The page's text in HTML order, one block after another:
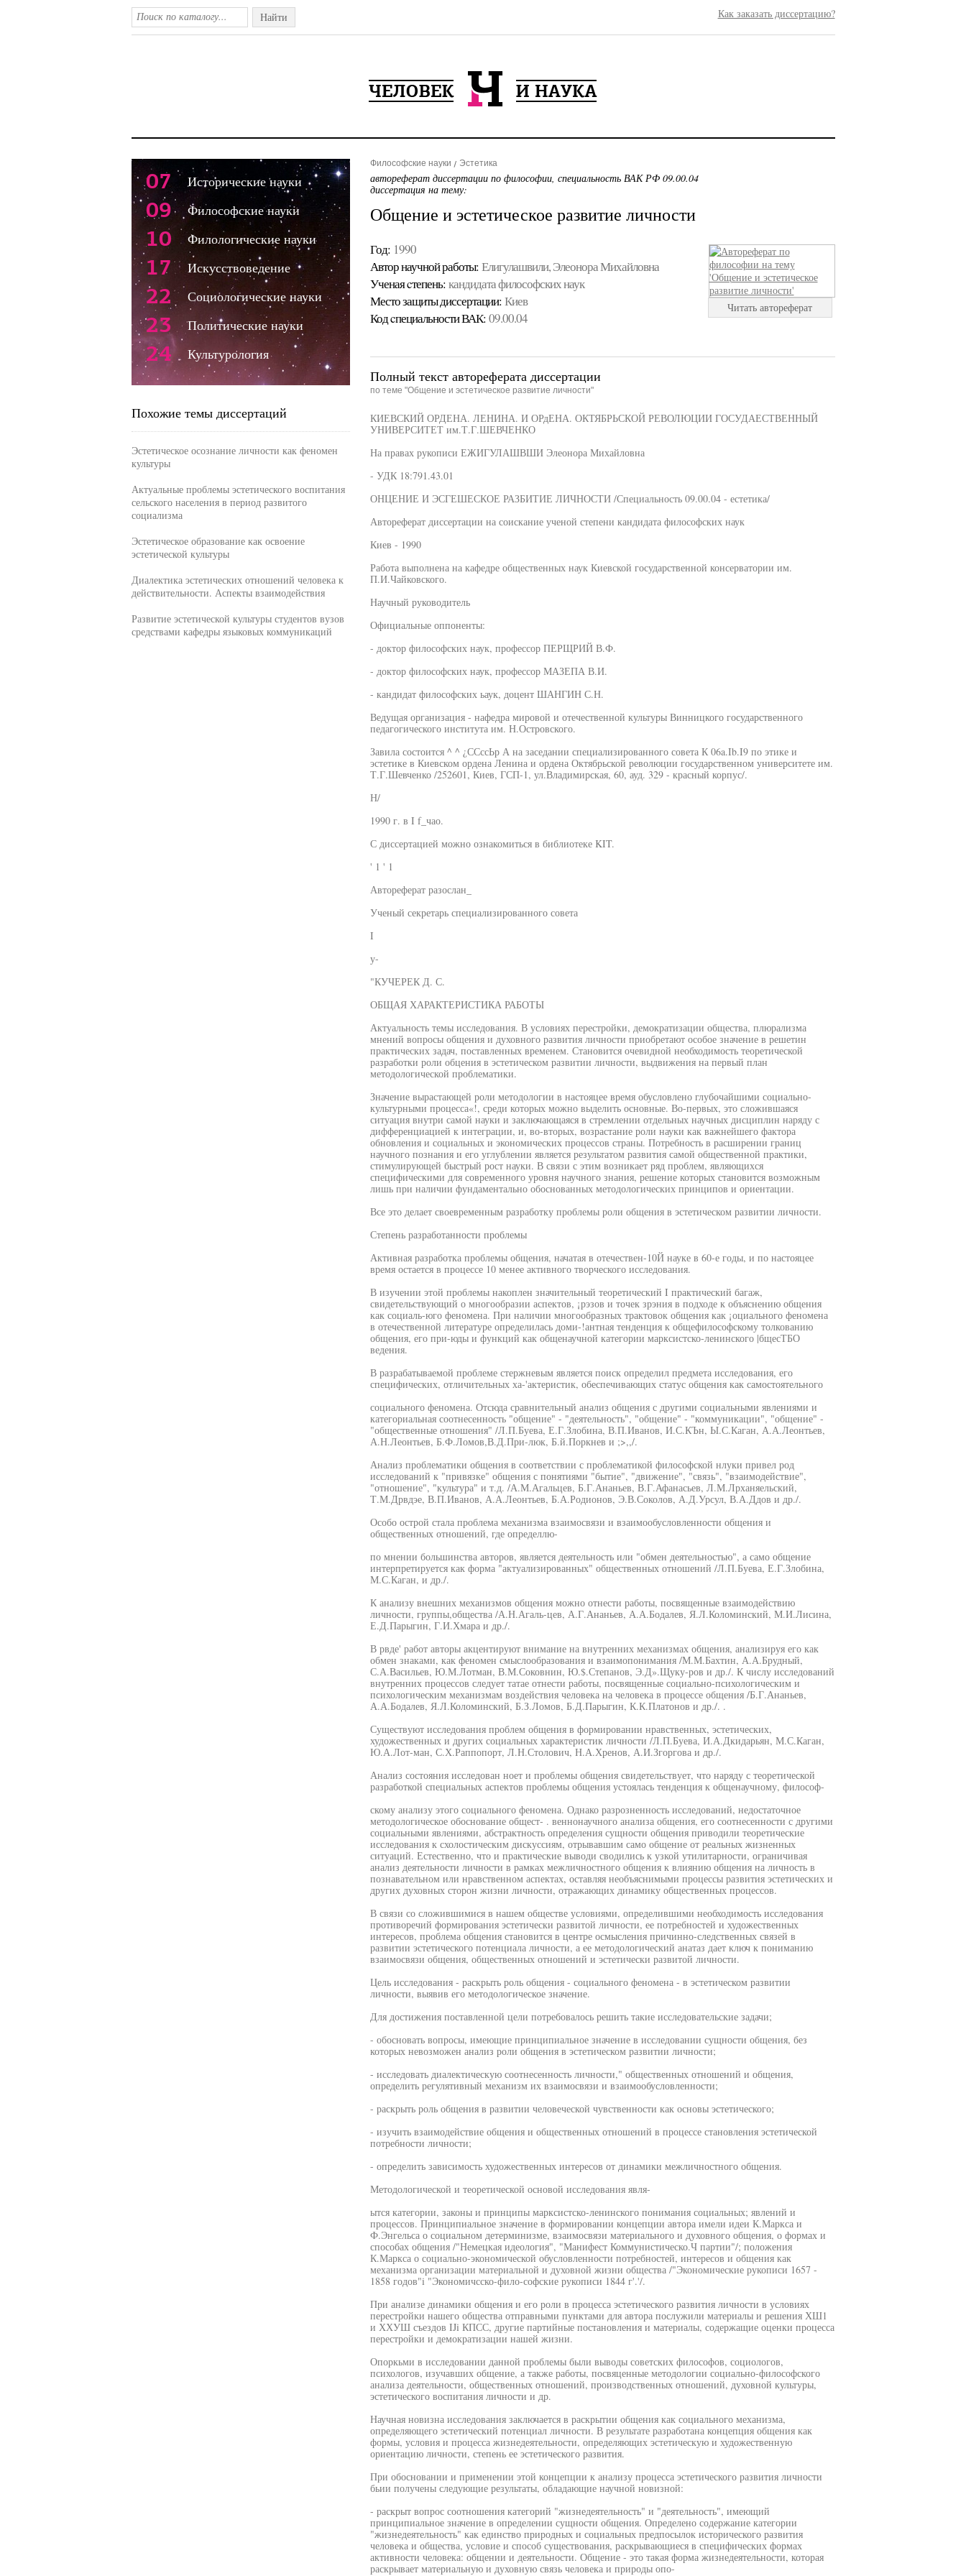
Найти Как заказать диссертацию?
Философские науки Эстетика
автореферат диссертации по философии, специальность ВАК РФ 09.00.04
диссертация на тему:
Общение и эстетическое развитие личности
Год: 1990
Автор научной работы: Елигулашвили, Элеонора Михайловна
Ученая cтепень: кандидата философских наук
Место защиты диссертации: Киев
Код cпециальности ВАК: 09.00.04
Читать автореферат
Полный текст автореферата диссертации
по теме "Общение и эстетическое развитие личности"
КИЕВСКИЙ ОРДЕНА. ЛЕНИНА. И ОРдЕНА. ОКТЯБРЬСКОЙ РЕВОЛЮЦИИ ГОСУДАЕСТВЕННЫЙ
УНИВЕРСИТЕТ им.Т.Г.ШЕВЧЕНКО
На правах рукописи ЕЖИГУЛАШВШИ Элеонора Михайловна
- УДК 18:791.43.01
ОНЦЕНИЕ И ЭСГЕШЕСКОЕ РАЗБИТИЕ ЛИЧНОСТИ /Специальность 09.00.04 - естетика/
Автореферат диссертации на соискание ученой степени кандидата философских наук
Киев - 1990
Работа выполнена на кафедре общественных наук Киевской государственной консерватории им.
П.И.Чайковского.
Научный руководитель
Официальные оппоненты:
- доктор философских наук, профессор ПЕРЩРИЙ В.Ф.
- доктор философских наук, профессор МАЗЕПА В.И.
- кандидат философских ьаук, доцент ШАНГИН С.Н.
Ведущая организация - нафедра мировой и отечественной культуры Винницкого государственного
педагогического института им. Н.Островского.
Завила состоится ^ ^ ¿ССссЬр А на заседании специализированного совета К 06a.Ib.I9 по этике и
эстетике в Киевском ордена Ленина и ордена Октябрьской революции государственном университете им.
Т.Г.Шевченко /252601, Киев, ГСП-1, ул.Владимирская, 60, ауд. 329 - красный корпус/.
Н/
1990 г. в I f_чао.
С диссертацией можно ознакомиться в библиотеке KIT.
' 1 ' 1
Автореферат разослан_
Ученый секретарь специализированного совета
I
у-
"КУЧЕРЕК Д. С.
ОБЩАЯ ХАРАКТЕРИСТИКА РАБОТЫ
Актуальность темы исследования. В условиях перестройки, демократизации общества, плюрализма
мнений вопросы общения и духовного развития личности приобретают особое значение в решетин
практических задач, поставленных временем. Становится очевидной необходимость теоретической
разработки роли обцения в эстетическом развитии личности, выдвижения на первый план
методологической проблематики.
Значение вырастающей роли методологии в настояцее время обусловлено глубочайшими социально-
культурными процесса«!, среди которых можно выделить основные. Во-первых, это сложившаяся
ситуация внутри самой науки и заключающаяся в стремлении отдельных научных дисциплин наряду с
дифференциацией к интеграции, и, во-вторых, возрастание роли науки как важнейшего фактора
обновления и социальных и экономических процессов страны. Потребность в расширении границ
научного познания и его углублении является результатом развития самой общественной практики,
стимулирующей быстрый рост науки. В связи с этим возникает ряд проблем, являющихся
специфическими для современного уровня научного знания, решение которых становится возможным
лишь при наличии фундаментально обоснованных методологических принципов и ориентации.
Все это делает своевременным разработку проблемы роли общения в эстетическом развитии личности.
Степень разработанности проблемы
Активная разработка проблемы общения, начатая в отечествен-10Й науке в 60-е годы, и по настояцее
время остается в процессе 10 менее активного творческого исследования.
В изучении этой проблемы накоплен значительный теоретический I практический багаж,
свидетельствующий о многообразии аспектов, ¡рэзов и точек зрэния в подходе к объяснению общения
как социаль-юго феномена. При наличии многообразных трактовок общения как ¡оциального феномена
в отечественной литературе определилась доми-!антная тенденция к общефилософскому толкованию
общения, его при-юды и функций как общенаучной категории марксистско-ленинского |бщесТБО
ведения.
В разрабатываемой проблеме стержневым является поиск определил предмета исследования, его
специфических, отличительных ха-'актеристик, обеспечивающих статус общения как самостоятельного
социального феномена. Отсюда сравнительный анализ общения с другими социальными явлениями и
категориальная соотнесенность "общение" - "деятельность", "общение" - "коммуникации", "общение" -
"общественные отношения" /Л.П.Буева, Е.Г.Злобина, В.П.Иванов, И.С.КЪн, Ы.С.Каган, А.А.Леонтьев,
А.Н.Леонтьев, Б.Ф.Ломов,В.Д.При-люк, Б.й.Поркнев и ;>,,/.
Анализ проблематики общения в соответствии с проблематикой философской нлуки привел род
исследований к "привязке" общения с понятиями "бытие", "движение", "связь", "взаимодействие",
"отношение", "культура" и т.д. /А.М.Агальцев, Б.Г.Ананьев, В.Г.Афанасьев, Л.М.Лрханяельский,
Т.М.Дрвдэе, В.П.Иванов, А.А.Леонтьев, Б.А.Родионов, Э.В.Соколов, А.Д.Урсул, В.А.Ддов и др./.
Особо острой стала проблема механизма взаимосвязи и взаимообусловленности общения и
общественных отношений, где определлю-
по мнении большинства авторов, является деятельность или "обмен деятельностью", а само общение
интерпретируется как форма "актуализированных" общественных отношений /Л.П.Буева, Е.Г.Злобина,
М.С.Каган, и др./.
К анализу внешних механизмов общения можно отнести работы, посвященные взаимодействию
личности, группы,общества /А.Н.Агаль-цев, А.Г.Ананьев, А.А.Бодалев, Я.Л.Коломинский, М.И.Лисина,
Е.Д.Парыгин, Г.И.Хмара и др./.
В рвде' работ авторы акцентируют внимание на внутренних механизмах общения, анализируя его как
обмен знаками, как феномен смыслообразования и взаимопонимания /М.М.Бахтин, А.А.Брудный,
С.А.Васильев, Ю.М.Лотман, В.М.Соковнин, Ю.$.Степанов, Э.Д».Щуку-ров и др./. К числу исследований
внутренних процессов следует татае отнести работы, посвященные социально-психологическим и
психологическим механизмам воздействия человека на человека в процессе общения /Б.Г.Ананьев,
А.А.Бодалев, Я.Л.Коломинский, Б.З.Ломов, Б.Д.Парыгин, К.К.Платонов и др./. .
Существуют исследования проблем общения в формировании нравственных, эстетических,
художественных и других социальных характеристик личности /Л.П.Буева, И.А.Дкидарьян, М.С.Каган,
Ю.А.Лот-ман, С.Х.Раппопорт, Л.Н.Столович, Н.А.Хренов, А.И.Згоргова и др./.
Анализ состояния исследован ноет и проблемы общения свидетельствует, что наряду с теоретической
разработкой специальных аспектов проблемы общения устоялась тенденция к общенаучному, философ-
скому анализу этого социального феномена. Однако разрозненность исследований, недостаточное
методологическое обоснование общест- . веннонаучного анализа общения, его соотнесенности с другими
социальными явлениями, абстрактность определения сущности общения приводили теоретические
исследования к схолостическим дискуссиям, отрывавшим само общение от реальных жизненных
ситуаций. Естественно, что и практические выводи сводились к узкой утилитарности, ограничивая
анализ деятельности личности в рамках межличностного общения к влиянию общения на личность в
познавательном или нравственном аспектах, оставляя необъяснимыми процессы развития эстетических и
других духовных сторон жизни личности, отражающих динамику общественных процессов.
В связи со сложившимися в нашем обществе условиями, определившими необходимость исследования
противоречий формирования эстетически развитой личности, ее потребностей и художественных
интересов, проблема общения становится в центре осмысления причинно-следственных связей в
развитии эстетического потенциала личности, а ее методологический анатаз дает ключ к пониманию
взаимосвязи общения, общественных отношений и эстетически развитой личности.
Цель исследования - раскрыть роль общения - социального феномена - в эстетическом развитии
личности, выявив его методологическое значение.
Для достижения поставленной цели потребовалось решить такие исследовательские задачи;
- обосновать вопросы, имеющие принципиальное значение в исследовании сущности общения, без
которых невозможен анализ роли общения в эстетическом развитии личности;
- исследовать диалектическую соотнесенность личности," общественных отношений и общения,
определить регулятивный механизм их взаимосвязи и взаимообусловленности;
- раскрыть роль общения в развитии человеческой чувственности как основы эстетического;
- изучить взаимодействие общения и общественных отношений в процессе становления эстетической
потребности личности;
- определить зависимость художественных интересов от динамики межличностного общения.
Методологической и теоретической основой исследования явля-
ытся категории, законы и принципы марксистско-ленинского понимания социальных; явлений и
процессов. Принципиальное значение в формировании концепции автора имели идеи К.Маркса и
Ф.Энгельса о социальном детерминизме, взаимосвязи материального и духовного общения, о формах и
способах общения /"Немецкая идеология", "Манифест Коммунистическо.Ч партии"/; положения
К.Маркса о социально-экономической обусловленности потребностей, интересов и общения как
механизма организации материальной и духовной жизни общества /"Экономические рукописи 1657 -
1858 годов"i "Экономичсско-фило-софские рукописи 1844 г'.'/.
При анализе динамики общения и его роли в процесса эстетического развития личности в условиях
перестройки нашего общества отправными пунктами для автора послужили материалы и решения ХШ1
и ХХУШ съездов IJi КПСС, другие партийные постановления и материалы, содержащие оценки процесса
перестройки и демократизации нашей жизни.
Опоркьми в исследовании данной проблемы были выводы советских философов, социологов,
психологов, изучавших общение, а также работы, посвяценные методологии социально-философского
анализа деятельности, общественных отношений, производственных отношений, духовной культуры,
эстетического воспитания личности и др.
Научная новизна исследования заключается в раскрытии общения как социального механизма,
определяющего эстетический потенциал личности. В результате разработана концепция общения как
формы, условия и процесса жизнедеятельности, определяющих эстетическую и художественную
ориентацию личности, степень ее эстетического развития.
При обосновании и применении этой концепции к анализу процесса эстетического развития личности
бьии получены следующие результаты, обладающие научной новизной:
- раскрыт вопрос соотношения категорий "жизнедеятельность" и "деятельность", имеющий
принципиальное значение в определении сущности общения. Определено содержание категории
"жизнедеятельность" как единство природных и социальных предпосылок исторического развития
человека и общества, условие и способ существования, раскрывающиеся в специфических формах
активности человека: общении и деятельности. Общение - это такая форма жизнедеятельности, которая
раскрывает материальную и духовную связь человека и природы опо-
07 Исторические науки
09 Философские науки
10 Филологические науки
17 Искусствоведение
22 Социологические науки
23 Политические науки
24 Культурология
Похожие темы диссертаций
Эстетическое осознание личности как феномен
культуры
Актуальные проблемы эстетического воспитания
сельского населения в период развитого
социализма
Эстетическое образование как освоение
эстетической культуры
Диалектика эстетических отношений человека к
действительности. Аспекты взаимодействия
Развитие эстетической культуры студентов вузов
средствами кафедры языковых коммуникаций